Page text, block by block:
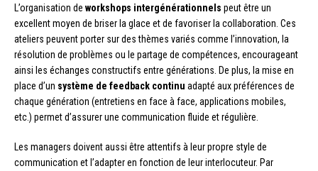
L’organisation de workshops intergénérationnels peut être un
excellent moyen de briser la glace et de favoriser la collaboration. Ces
ateliers peuvent porter sur des thèmes variés comme l’innovation, la
résolution de problèmes ou le partage de compétences, encourageant
ainsi les échanges constructifs entre générations. De plus, la mise en
place d’un système de feedback continu adapté aux préférences de
chaque génération (entretiens en face à face, applications mobiles,
etc.) permet d’assurer une communication fluide et régulière.
Les managers doivent aussi être attentifs à leur propre style de
communication et l’adapter en fonction de leur interlocuteur. Par